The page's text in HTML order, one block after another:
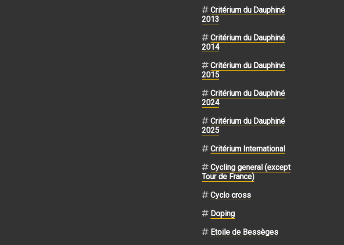
Critérium du Dauphiné
2013
Critérium du Dauphiné
2014
Critérium du Dauphiné
2015
Critérium du Dauphiné
2024
Critérium du Dauphiné
2025
Critérium International
Cycling general (except
Tour de France)
Cyclo cross
Doping
Etoile de Bessèges